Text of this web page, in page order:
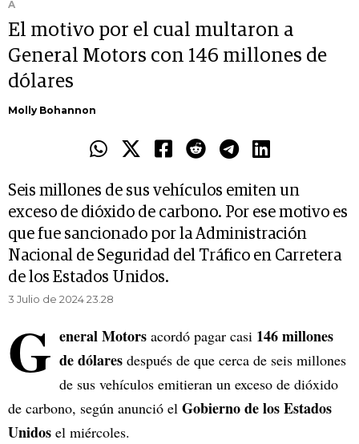
A
El motivo por el cual multaron a
General Motors con 146 millones de
dólares
Molly Bohannon
Seis millones de sus vehículos emiten un
exceso de dióxido de carbono. Por ese motivo es
que fue sancionado por la Administración
Nacional de Seguridad del Tráfico en Carretera
de los Estados Unidos.
3 Julio de 2024 23.28
G eneral Motors acordó pagar casi 146 millones
de dólares después de que cerca de seis millones
de sus vehículos emitieran un exceso de dióxido
de carbono, según anunció el Gobierno de los Estados
Unidos el miércoles.